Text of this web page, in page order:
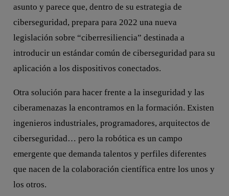
asunto y parece que, dentro de su estrategia de
ciberseguridad, prepara para 2022 una nueva
legislación sobre “ciberresiliencia” destinada a
introducir un estándar común de ciberseguridad para su
aplicación a los dispositivos conectados.
Otra solución para hacer frente a la inseguridad y las
ciberamenazas la encontramos en la formación. Existen
ingenieros industriales, programadores, arquitectos de
ciberseguridad… pero la robótica es un campo
emergente que demanda talentos y perfiles diferentes
que nacen de la colaboración científica entre los unos y
los otros.